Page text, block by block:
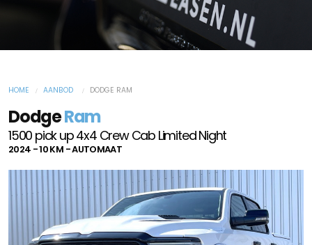
HOME AANBOD DODGE RAM
DodgeRam
1500 pick up 4x4 Crew Cab Limited Night
2024 - 10 KM - AUTOMAAT